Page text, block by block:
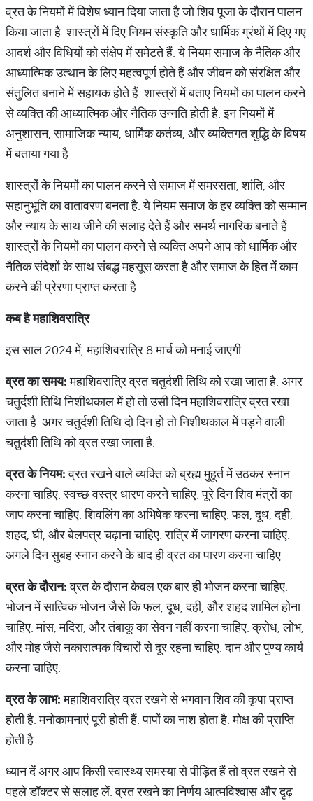
व्रत के नियमों में विशेष ध्यान दिया जाता है जो शिव पूजा के दौरान पालन
किया जाता है. शास्त्रों में दिए नियम संस्कृति और धार्मिक ग्रंथों में दिए गए
आदर्श और विधियों को संक्षेप में समेटते हैं. ये नियम समाज के नैतिक और
आध्यात्मिक उत्थान के लिए महत्वपूर्ण होते हैं और जीवन को संरक्षित और
संतुलित बनाने में सहायक होते हैं. शास्त्रों में बताए नियमों का पालन करने
से व्यक्ति की आध्यात्मिक और नैतिक उन्नति होती है. इन नियमों में
अनुशासन, सामाजिक न्याय, धार्मिक कर्तव्य, और व्यक्तिगत शुद्धि के विषय
में बताया गया है.
शास्त्रों के नियमों का पालन करने से समाज में समरसता, शांति, और
सहानुभूति का वातावरण बनता है. ये नियम समाज के हर व्यक्ति को सम्मान
और न्याय के साथ जीने की सलाह देते हैं और समर्थ नागरिक बनाते हैं.
शास्त्रों के नियमों का पालन करने से व्यक्ति अपने आप को धार्मिक और
नैतिक संदेशों के साथ संबद्ध महसूस करता है और समाज के हित में काम
करने की प्रेरणा प्राप्त करता है.
कबहैमहाशिवरात्रि
इस साल 2024 में, महाशिवरात्रि 8 मार्च को मनाई जाएगी.
व्रतकासमय:महाशिवरात्रि व्रत चतुर्दशी तिथि को रखा जाता है. अगर
चतुर्दशी तिथि निशीथकाल में हो तो उसी दिन महाशिवरात्रि व्रत रखा
जाता है. अगर चतुर्दशी तिथि दो दिन हो तो निशीथकाल में पड़ने वाली
चतुर्दशी तिथि को व्रत रखा जाता है.
व्रतकेनियम:व्रत रखने वाले व्यक्ति को ब्रह्म मुहूर्त में उठकर स्नान
करना चाहिए. स्वच्छ वस्त्र धारण करने चाहिए. पूरे दिन शिव मंत्रों का
जाप करना चाहिए. शिवलिंग का अभिषेक करना चाहिए. फल, दूध, दही,
शहद, घी, और बेलपत्र चढ़ाना चाहिए. रात्रि में जागरण करना चाहिए.
अगले दिन सुबह स्नान करने के बाद ही व्रत का पारण करना चाहिए.
व्रतकेदौरान:व्रत के दौरान केवल एक बार ही भोजन करना चाहिए.
भोजन में सात्विक भोजन जैसे कि फल, दूध, दही, और शहद शामिल होना
चाहिए. मांस, मदिरा, और तंबाकू का सेवन नहीं करना चाहिए. क्रोध, लोभ,
और मोह जैसे नकारात्मक विचारों से दूर रहना चाहिए. दान और पुण्य कार्य
करना चाहिए.
व्रतकेलाभ:महाशिवरात्रि व्रत रखने से भगवान शिव की कृपा प्राप्त
होती है. मनोकामनाएं पूरी होती हैं. पापों का नाश होता है. मोक्ष की प्राप्ति
होती है.
ध्यान दें अगर आप किसी स्वास्थ्य समस्या से पीड़ित हैं तो व्रत रखने से
पहले डॉक्टर से सलाह लें. व्रत रखने का निर्णय आत्मविश्वास और दृढ़